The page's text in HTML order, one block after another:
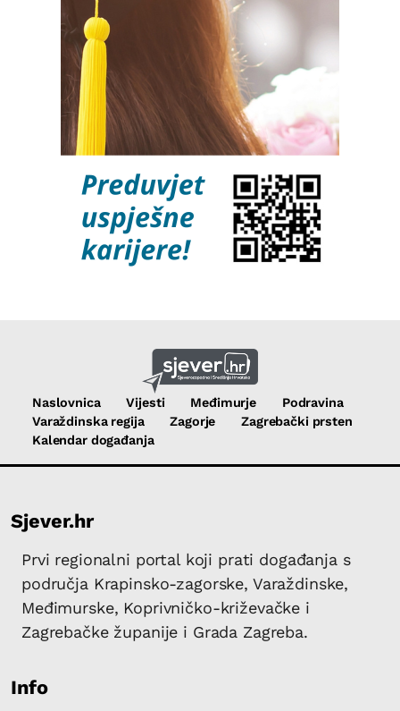
Naslovnica Vijesti Međimurje
Podravina
Varaždinska regija
Zagorje
Zagrebački prsten
Kalendar događanja
Sjever.hr
Prvi regionalni portal koji prati događanja s
područja Krapinsko-zagorske, Varaždinske,
Međimurske, Koprivničko-križevačke i
Zagrebačke županije i Grada Zagreba.
Info